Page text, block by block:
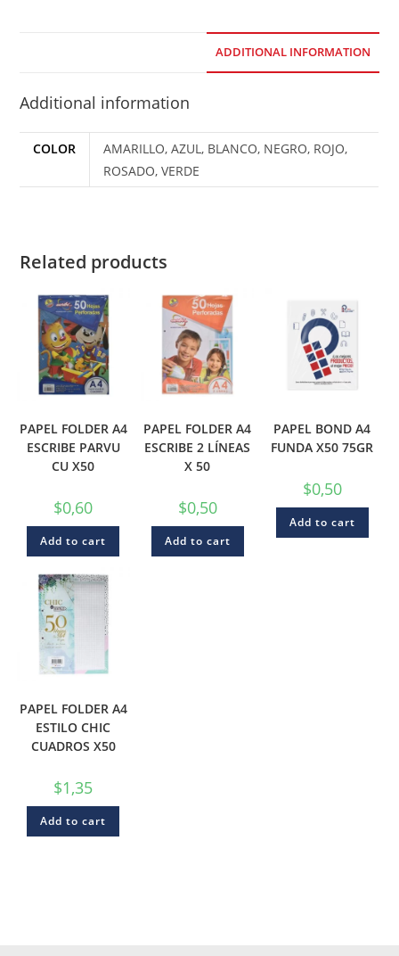
ADDITIONAL INFORMATION
Additional information
COLOR
AMARILLO, AZUL, BLANCO, NEGRO, ROJO,
ROSADO, VERDE
Related products
PAPEL FOLDER A4
ESCRIBE PARVU
CU X50
$0,60
Add to cart
PAPEL FOLDER A4
ESCRIBE 2 LÍNEAS
X 50
$0,50
Add to cart
PAPEL BOND A4
FUNDA X50 75GR
$0,50
Add to cart
PAPEL FOLDER A4
ESTILO CHIC
CUADROS X50
$1,35
Add to cart